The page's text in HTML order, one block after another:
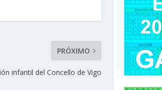
PRÓXIMO
infantil del Concello de Vigo